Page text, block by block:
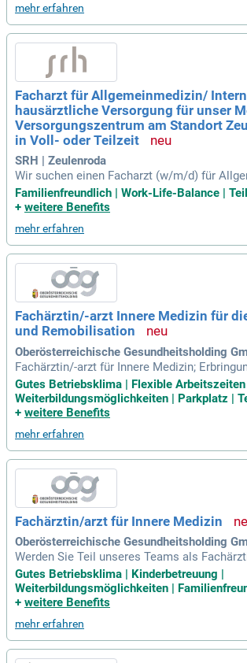
giertes Team unterstützt Sie bei
sodass Sie sich voll und ganz auf die
onzentrieren können. Profitieren Sie von
bedingungen und der Möglichkeit zur
wicklung. Als Facharzt für
wortlich für ein umfassendes hausärztliches
erben Sie sich jetzt und genießen Sie eine
llung ohne unternehmerisches Risiko!
mehr erfahren
Facharzt für Allgemeinmedizin/
hausärztliche Versorgung für unser
Versorgungszentrum am Standort
in Voll- oder Teilzeit
SRH | Zeulenroda
Wir suchen einen Facharzt (w/m/d) für
er Innere Medizin mit Erfahrung im
rofil umfasst Sorgfalt, Einsatzbereitschaft
m freundlichen und kompetenten Auftreten
antwortungsbewusstsein und
familienfreundliches Arbeitszeitmodell und
ommunikation im Team. Profitieren Sie
hien und der Möglichkeit, Ihre beruflichen
zubringen. Eine fundierte Einarbeitung durch
s Team ermöglicht Ihnen, die internen
enzulernen.
Familienfreundlich | Work-Life-Balance |
+ weitere Benefits
mehr erfahren
Fachärztin/-arzt Innere Medizin für
und Remobilisation
Oberösterreichische Gesundheitsholding
Fachärztin/-arzt für Innere Medizin;
afts-, Nacht- und Wochenenddiensten;
vdiplom erwünscht (Unterstützung zur
ms möglich); Umfangreiche
Gutes Betriebsklima | Flexible Arbeitszeiten
Weiterbildungsmöglichkeiten | Parkplatz |
+ weitere Benefits
mehr erfahren
Fachärztin/arzt für Innere Medizin
Oberösterreichische Gesundheitsholding
Werden Sie Teil unseres Teams als
e Medizin in Voll- oder Teilzeit. Genießen
e Anstellung mit einem attraktiven Gehalt
UR 147.400,-. Ihre Expertise ist bei uns
Gutes Betriebsklima | Kinderbetreuung |
Weiterbildungsmöglichkeiten |
+ weitere Benefits
mehr erfahren